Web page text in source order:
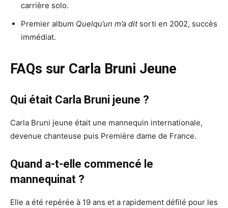
carrière solo.
Premier album Quelqu’un m’a ditsorti en 2002, succès
immédiat.
FAQs sur Carla Bruni Jeune
Qui était Carla Bruni jeune ?
Carla Bruni jeune était une mannequin internationale,
devenue chanteuse puis Première dame de France.
Quand a-t-elle commencé le
mannequinat ?
Elle a été repérée à 19 ans et a rapidement défilé pour les